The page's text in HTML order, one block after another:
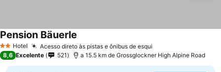
2 Estrelas
Hotel Acesso direto às pistas e ônibus de esqui
Pension Bäuerle
8,6 Excelente 521 a 15.5 km de Grossglockner High Alpine Road